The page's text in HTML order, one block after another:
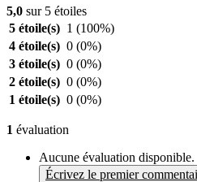
5,0 sur 5 étoiles
5 étoile(s) 1 (100%)
4 étoile(s) 0 (0%)
3 étoile(s) 0 (0%)
2 étoile(s) 0 (0%)
1 étoile(s) 0 (0%)
1 évaluation
Aucune évaluation disponible.
Écrivez le premier